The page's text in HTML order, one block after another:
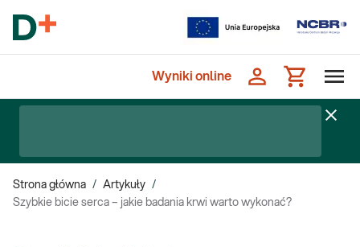
Wyniki online
Strona główna / Artykuły /
Szybkie bicie serca – jakie badania krwi warto wykonać?